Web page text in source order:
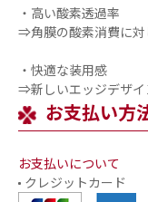
・高い酸素透過率
⇒角膜の酸素消費に対
・快適な装用感
⇒新しいエッジデザイ
お支払い方
お支払いについて
クレジットカード